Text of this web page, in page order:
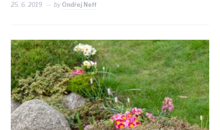
25. 6. 2019 by Ondřej Neff